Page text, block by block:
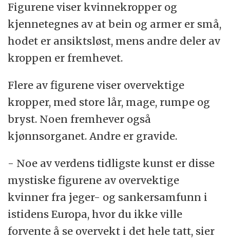
Figurene viser kvinnekropper og
kjennetegnes av at bein og armer er små,
hodet er ansiktsløst, mens andre deler av
kroppen er fremhevet.
Flere av figurene viser overvektige
kropper, med store lår, mage, rumpe og
bryst. Noen fremhever også
kjønnsorganet. Andre er gravide.
- Noe av verdens tidligste kunst er disse
mystiske figurene av overvektige
kvinner fra jeger- og sankersamfunn i
istidens Europa, hvor du ikke ville
forvente å se overvekt i det hele tatt, sier